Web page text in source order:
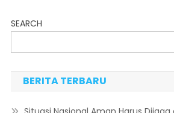
SEARCH
BERITA TERBARU